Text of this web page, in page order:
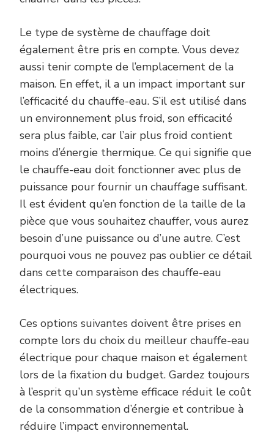
Le type de système de chauffage doit
également être pris en compte. Vous devez
aussi tenir compte de l’emplacement de la
maison. En effet, il a un impact important sur
l’efficacité du chauffe-eau. S’il est utilisé dans
un environnement plus froid, son efficacité
sera plus faible, car l’air plus froid contient
moins d’énergie thermique. Ce qui signifie que
le chauffe-eau doit fonctionner avec plus de
puissance pour fournir un chauffage suffisant.
Il est évident qu’en fonction de la taille de la
pièce que vous souhaitez chauffer, vous aurez
besoin d’une puissance ou d’une autre. C’est
pourquoi vous ne pouvez pas oublier ce détail
dans cette comparaison des chauffe-eau
électriques.
Ces options suivantes doivent être prises en
compte lors du choix du meilleur chauffe-eau
électrique pour chaque maison et également
lors de la fixation du budget. Gardez toujours
à l’esprit qu’un système efficace réduit le coût
de la consommation d’énergie et contribue à
réduire l’impact environnemental.